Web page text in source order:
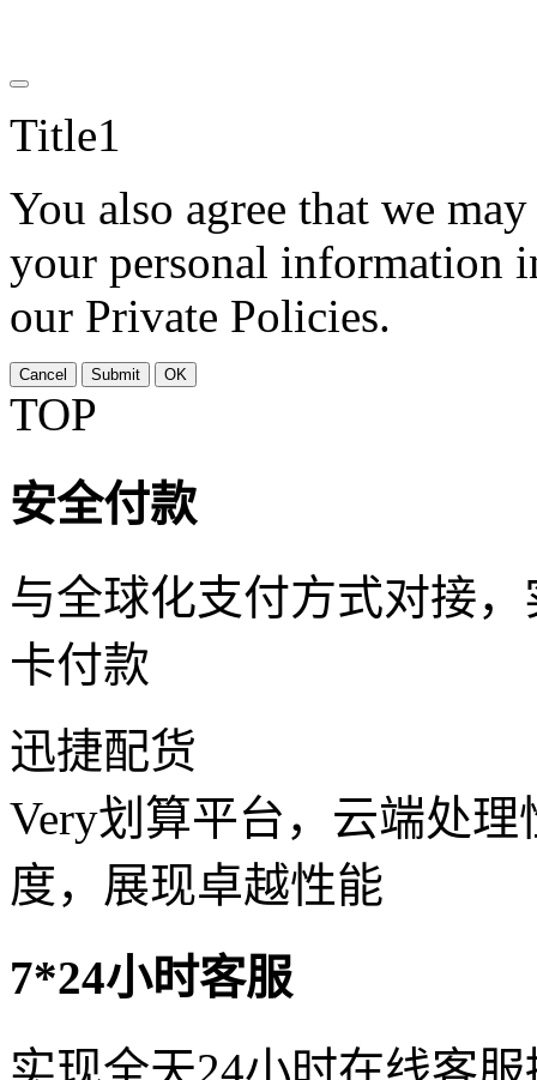
Title1
You also agree that we
your personal information
our Private Policies.
Cancel Submit OK
TOP
安全付款
与全球化支付方式对接
卡付款
迅捷配货
Very划算平台，云端处
度，展现卓越性能
7*24小时客服